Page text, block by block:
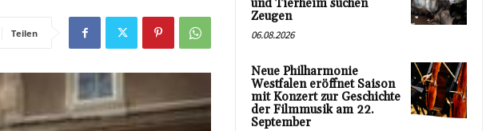
Teilen
und Tierheim suchen
Zeugen
06.08.2026
Neue Philharmonie
Westfalen eröffnet Saison
mit Konzert zur Geschichte
der Filmmusik am 22.
September